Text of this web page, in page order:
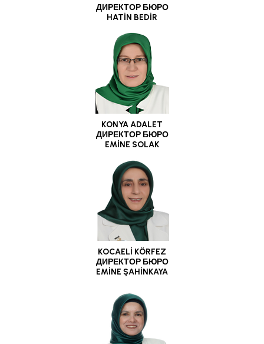
ДИРЕКТОР БЮРО
HATİN BEDİR
KONYA ADALET
ДИРЕКТОР БЮРО
EMİNE SOLAK
KOCAELİ KÖRFEZ
ДИРЕКТОР БЮРО
EMİNE ŞAHİNKAYA